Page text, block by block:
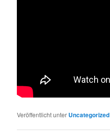
Veröffentlicht unter Uncategorized